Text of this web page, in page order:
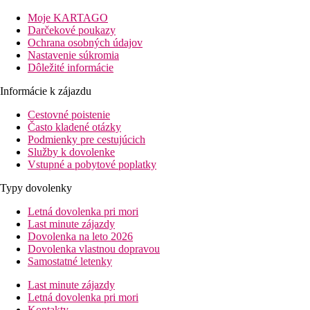
letisko: 29 km Burgas
centrum: 1 km
nákupné možnosti: 150 m
Popis izby
Dvojlôžková izba
klimatizácia
TV/sat.
telefón
minibar
trezor
balkón
Eko dvojlôžková izba
Dvojlôžková izba, výhľad na more
Spálňa, 1 spálňa- spálňa a obývacia izba oddelené
Popis hotela
hlavná reštaurácia
lobby bar
Moje KARTAGO
Darčekové poukazy
Ochrana osobných údajov
Nastavenie súkromia
Dôležité informácie
Informácie k zájazdu
Cestovné poistenie
Často kladené otázky
Podmienky pre cestujúcich
Služby k dovolenke
Vstupné a pobytové poplatky
Typy dovolenky
Letná dovolenka pri mori
Last minute zájazdy
Dovolenka na leto 2026
Dovolenka vlastnou dopravou
Samostatné letenky
Last minute zájazdy
Letná dovolenka pri mori